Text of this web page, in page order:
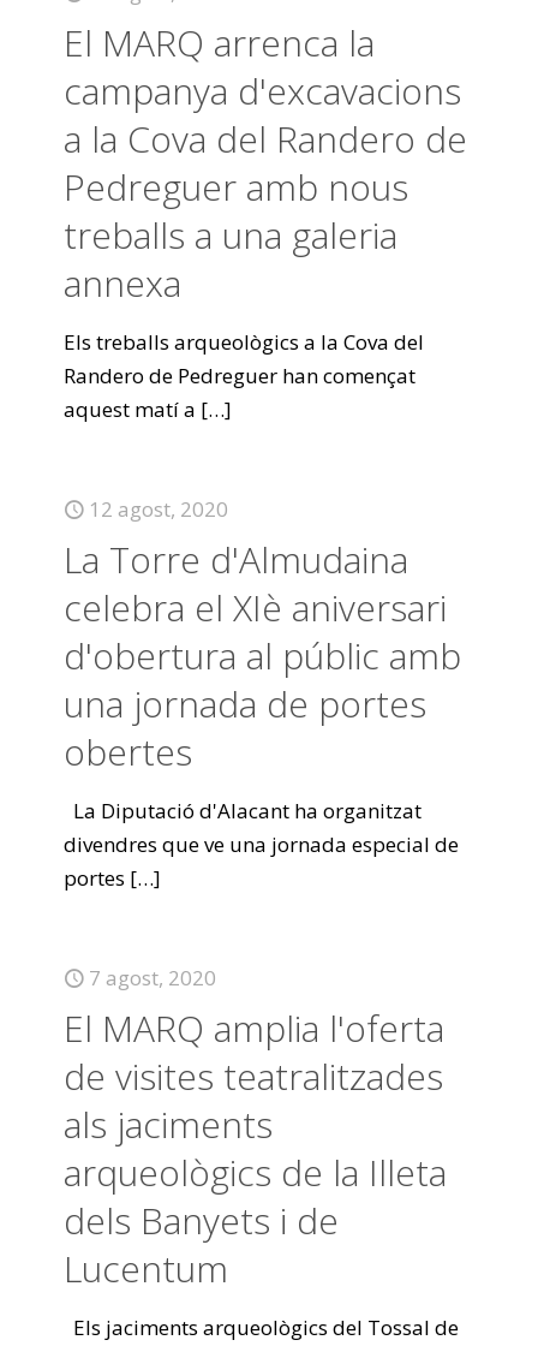
El MARQ arrenca la
campanya d'excavacions
a la Cova del Randero de
Pedreguer amb nous
treballs a una galeria
annexa
Els treballs arqueològics a la Cova del
Randero de Pedreguer han començat
aquest matí a […]
12 agost, 2020
La Torre d'Almudaina
celebra el XIè aniversari
d'obertura al públic amb
una jornada de portes
obertes
La Diputació d'Alacant ha organitzat
divendres que ve una jornada especial de
portes […]
7 agost, 2020
El MARQ amplia l'oferta
de visites teatralitzades
als jaciments
arqueològics de la Illeta
dels Banyets i de
Lucentum
Els jaciments arqueològics del Tossal de